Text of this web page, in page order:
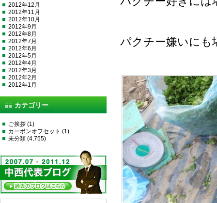
パクチー嫌いにも
2012年12月
2012年11月
2012年10月
2012年9月
2012年8月
2012年7月
2012年6月
2012年5月
2012年4月
2012年3月
2012年2月
2012年1月
カテゴリー
ご挨拶 (1)
カーボンオフセット (1)
未分類 (4,755)